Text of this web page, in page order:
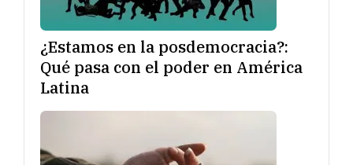
¿Estamos en la posdemocracia?:
Qué pasa con el poder en América
Latina